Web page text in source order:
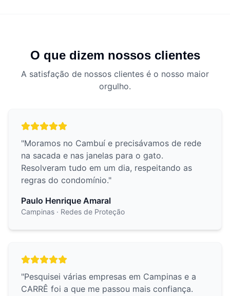
O que dizem nossos clientes
A satisfação de nossos clientes é o nosso maior
orgulho.
"Moramos no Cambuí e precisávamos de rede
na sacada e nas janelas para o gato.
Resolveram tudo em um dia, respeitando as
regras do condomínio."
Paulo Henrique Amaral
Campinas · Redes de Proteção
"Pesquisei várias empresas em Campinas e a
CARRÊ foi a que me passou mais confiança.